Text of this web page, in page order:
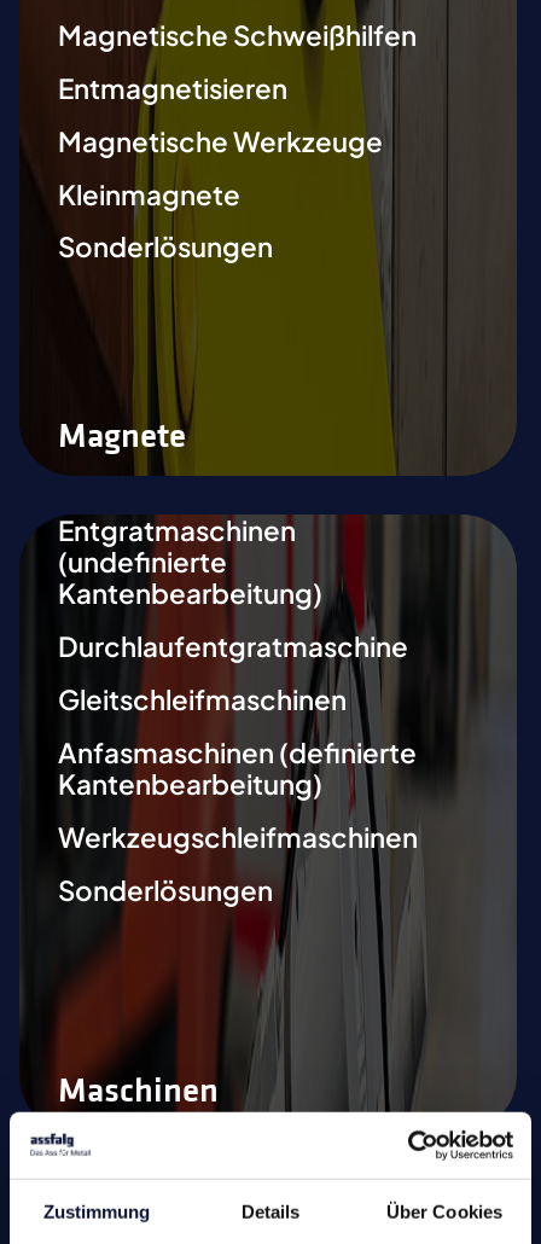
Zustimmung Details Über Cookies
Magnetische Schweißhilfen
Entmagnetisieren
Magnetische Werkzeuge
Kleinmagnete
Sonderlösungen
Magnete
Entgratmaschinen
(undefinierte
Kantenbearbeitung)
Durchlaufentgratmaschine
Gleitschleifmaschinen
Anfasmaschinen (definierte
Kantenbearbeitung)
Werkzeugschleifmaschinen
Sonderlösungen
Maschinen
Fräsen